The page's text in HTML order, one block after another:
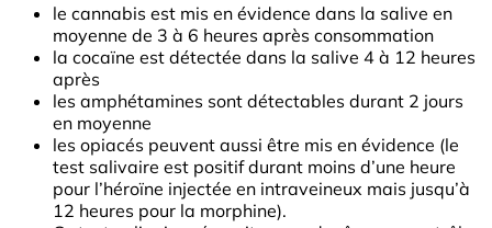
le cannabis est mis en évidence dans la salive en
moyenne de 3 à 6 heures après consommation
la cocaïne est détectée dans la salive 4 à 12 heures
après
les amphétamines sont détectables durant 2 jours
en moyenne
les opiacés peuvent aussi être mis en évidence (le
test salivaire est positif durant moins d’une heure
pour l’héroïne injectée en intraveineux mais jusqu’à
12 heures pour la morphine).